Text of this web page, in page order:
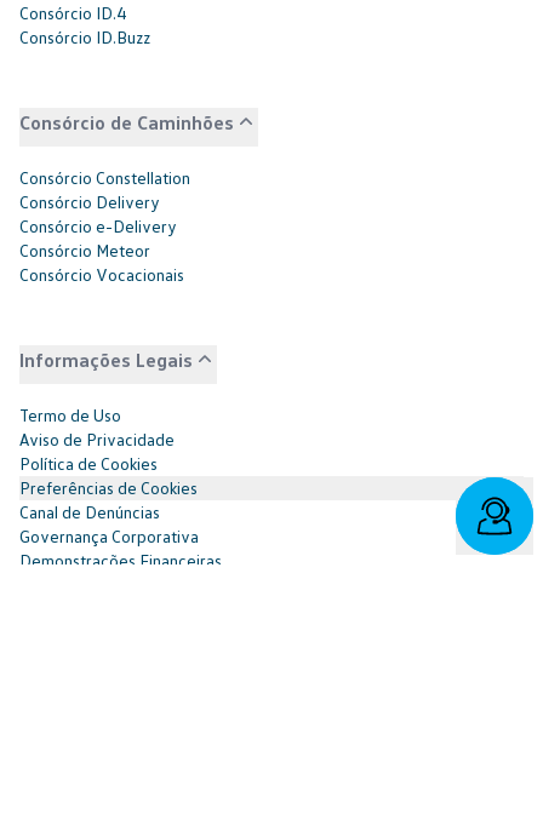
Consórcio ID.4
Consórcio ID.Buzz
Consórcio de Caminhões
Consórcio Constellation
Consórcio Delivery
Consórcio e-Delivery
Consórcio Meteor
Consórcio Vocacionais
Informações Legais
Termo de Uso
Aviso de Privacidade
Política de Cookies
Preferências de Cookies
Canal de Denúncias
Governança Corporativa
Demonstrações Financeiras